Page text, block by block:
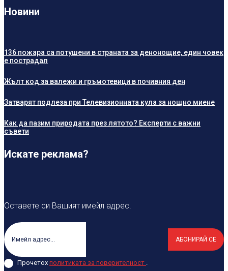
Новини
136 пожара са потушени в страната за денонощие, един човек
е пострадал
Жълт код за валежи и гръмотевици в почивния ден
Затварят подлеза при Телевизионната кула за нощно миене
Как да пазим природата през лятото? Експерти с важни
съвети
Искате реклама?
Оставете си Вашият имейл адрес.
АБОНИРАЙ СЕ
Прочетох политиката за поверителност .